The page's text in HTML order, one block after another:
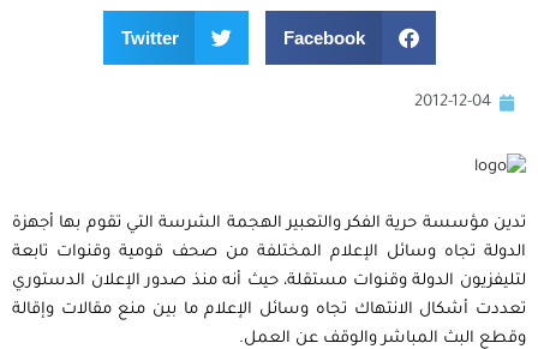
Facebook
Twitter
2012-12-04
تدين مؤسسة حرية الفكر والتعبير الهجمة الشرسة التي تقوم بها أجهزة
الدولة تجاه وسائل الإعلام المختلفة من صحف قومية وقنوات تابعة
لتليفزيون الدولة وقنوات مستقلة، حيث أنه منذ صدور الإعلان الدستوري
تعددت أشكال الانتهاك تجاه وسائل الإعلام ما بين منع مقالات وإقالة
وقطع البث المباشر والوقف عن العمل.